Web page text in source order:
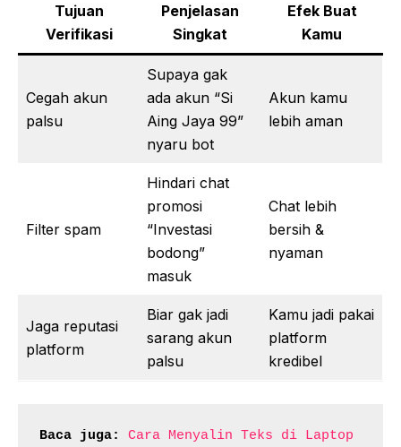
Tujuan
Verifikasi
Penjelasan
Singkat
Efek Buat
Kamu
Cegah akun
palsu
Supaya gak
ada akun “Si
Aing Jaya 99”
nyaru bot
Akun kamu
lebih aman
Filter spam
Hindari chat
promosi
“Investasi
bodong”
masuk
Chat lebih
bersih &
nyaman
Jaga reputasi
platform
Biar gak jadi
sarang akun
palsu
Kamu jadi pakai
platform
kredibel
Baca juga: Cara Menyalin Teks di Laptop